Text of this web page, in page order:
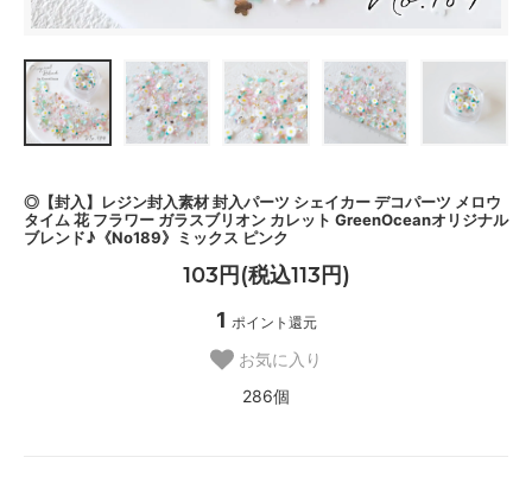
◎【封入】レジン封入素材 封入パーツ シェイカー デコパーツ メロウ
タイム 花 フラワー ガラスブリオン カレット GreenOceanオリジナル
ブレンド♪《No189》ミックス ピンク
103円(税込113円)
1 ポイント還元
お気に入り
286個